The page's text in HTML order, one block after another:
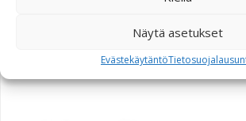
Näytä asetukset
Evästekäytäntö
253,10€